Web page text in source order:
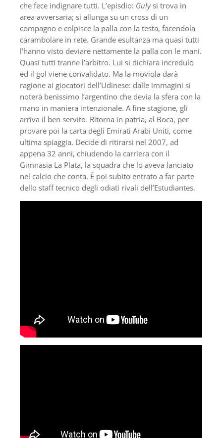
che fece indignare tutti. L’episdio: Gulysi trova in
area avversaria; si allunga su un cross di un
compagno e colpisce la palla con la testa, facendola
carambolare in rete. Grande esultanza ma quasi tutti
l’hanno visto deviare nettamente la palla con le mani.
Quasi tutti tranne l’arbitro. Lui si dichiara incredulo
ed il gol viene convalidato. Ma la moviola darà
ragione ai giocatori dell’Udinese: dalle immagini si
noterà benissimo l’argentino che devia la sfera con la
mano in maniera intenzionale. A fine stagione, gli
arriva il ben servito. Ritorna in patria, al Boca, per
provare poi la carta degli Emirati Arabi Uniti, come
ultima spiaggia. Decide di ritirarsi nel 2007, ad
appena 32 anni, chiudendo la carriera con il
Gimnasia La Plata, la squadra che lo aveva lanciato
nel calcio che conta. È poi subito entrato a far parte
dello staff tecnico degli odiati rivali dell’Estudiantes.